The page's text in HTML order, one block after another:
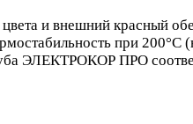
и внешний красный
при 200°С
ЭЛЕКТРОКОР ПРО